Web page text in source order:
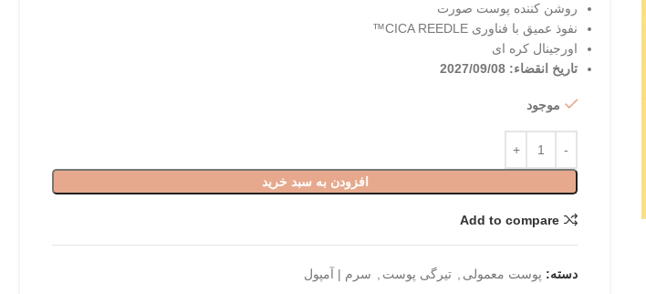
روشن کننده پوست صورت
نفوذ عمیق با فناوری CICA REEDLE™
اورجینال کره ای
تاریخ انقضاء: 2027/09/08
موجود
افزودن به سبد خرید
Add to compare
دسته: پوست معمولی تیرگی پوست سرم | آمپول